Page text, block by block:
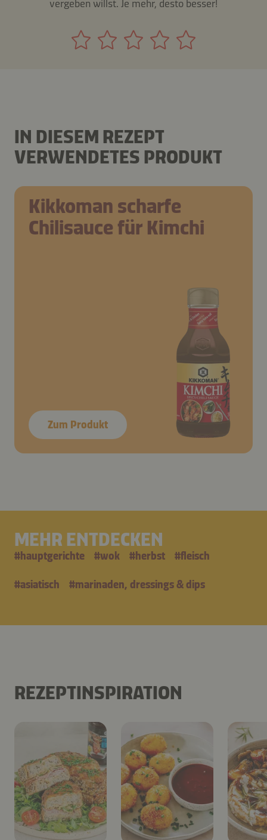
vergeben willst. Je mehr, desto besser!
IN DIESEM REZEPT
VERWENDETES PRODUKT
Kikkoman scharfe
Chilisauce für Kimchi
Zum Produkt
MEHR ENTDECKEN
#hauptgerichte #wok #herbst #fleisch
#asiatisch #marinaden, dressings & dips
REZEPTINSPIRATION